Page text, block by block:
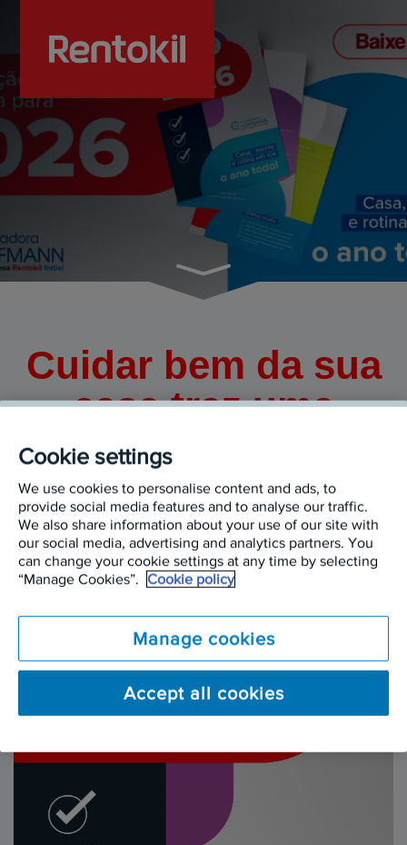
Cuidar bem da sua
casa traz uma
enorme qualidade
de vida!
Cookie settings
We use cookies to personalise content and ads, to
provide social media features and to analyse our traffic.
We also share information about your use of our site with
our social media, advertising and analytics partners. You
can change your cookie settings at any time by selecting
“Manage Cookies”. Cookie policy
Manage cookies
Accept all cookies